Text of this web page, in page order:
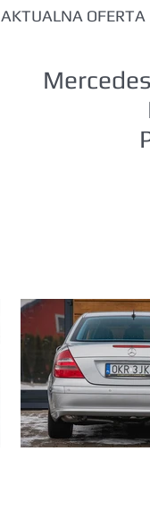
AKTUALNA OFERTA